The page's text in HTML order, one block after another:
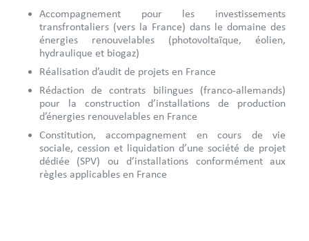
Accompagnement pour les investissements
transfrontaliers (vers la France) dans le domaine des
énergies renouvelables (photovoltaïque, éolien,
hydraulique et biogaz)
Réalisation d’audit de projets en France
Rédaction de contrats bilingues (franco-allemands)
pour la construction d’installations de production
d’énergies renouvelables en France
Constitution, accompagnement en cours de vie
sociale, cession et liquidation d’une société de projet
dédiée (SPV) ou d’installations conformément aux
règles applicables en France